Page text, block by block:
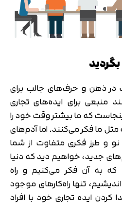
در ذهن و حرف‌های جالب برای
منبعی برای ایده‌های تجاری
که ما بیشتر وقت خود را
ما فکر می‌کنند. اما آدم‌های
و طرز فکری متفاوت از شما
جدید، خواهیم دید که دنیا
به آن فکر می‌کنیم و راه
تنها راه‌کارهای موجود
ایده تجاری خود با افراد
تایید کد
شده را وارد کنید
اصلاح شماره
تایید کد